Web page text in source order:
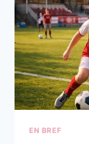
EN BREF